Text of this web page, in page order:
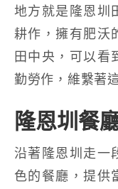
地方就是隆恩圳
耕作，擁有肥沃
田中央，可以看
勤勞作，維繫著
隆恩圳餐
沿著隆恩圳走一
色的餐廳，提供